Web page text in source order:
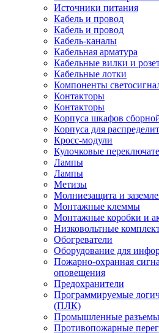
Источники питания
Кабель и провод
Кабель и провод
Кабель-каналы
Кабельная арматура
Кабельные вилки и
Кабельные лотки
Компоненты
Контакторы
Контакторы
Корпуса шкафов
Корпуса для
Кросс-модули
Кулочковые
Лампы
Лампы
Метизы
Молниезащита и
Монтажные клеммы
Монтажные коробки и
Низковольтные
Обогреватели
Оборудование для
Пожарно-охранная
оповещения
Предохранители
Программируемые
(ПЛК)
Промышленные разъемы
Противопожарные